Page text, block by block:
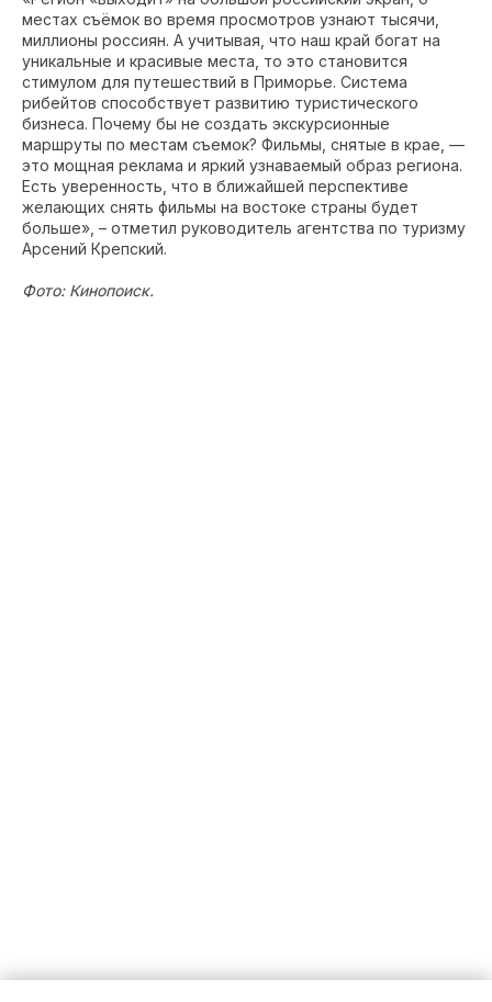
местах съёмок во время просмотров узнают тысячи,
миллионы россиян. А учитывая, что наш край богат на
уникальные и красивые места, то это становится
стимулом для путешествий в Приморье. Система
рибейтов способствует развитию туристического
бизнеса. Почему бы не создать экскурсионные
маршруты по местам съемок? Фильмы, снятые в крае, —
это мощная реклама и яркий узнаваемый образ региона.
Есть уверенность, что в ближайшей перспективе
желающих снять фильмы на востоке страны будет
больше», – отметил руководитель агентства по туризму
Арсений Крепский.
Фото: Кинопоиск.